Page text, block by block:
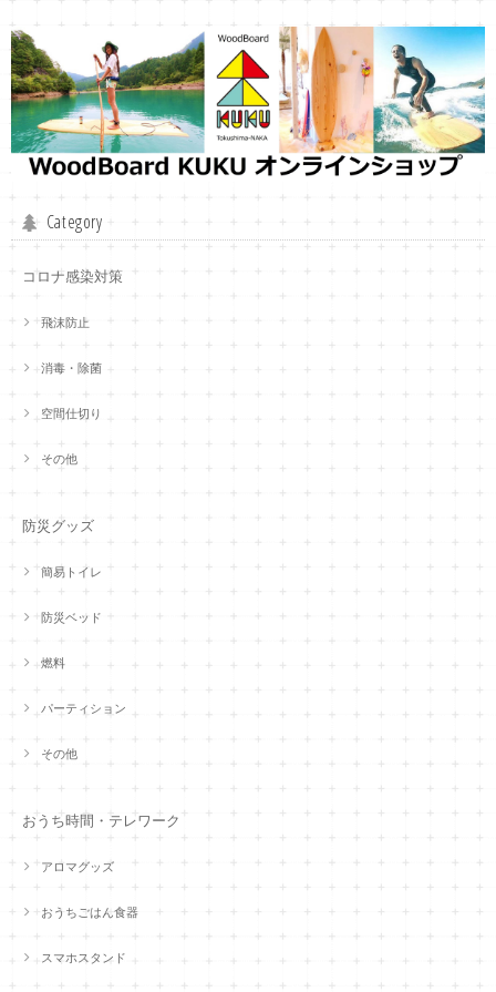
Category
コロナ感染対策
飛沫防止
消毒・除菌
空間仕切り
その他
防災グッズ
簡易トイレ
防災ベッド
燃料
パーティション
その他
おうち時間・テレワーク
アロマグッズ
おうちごはん食器
スマホスタンド